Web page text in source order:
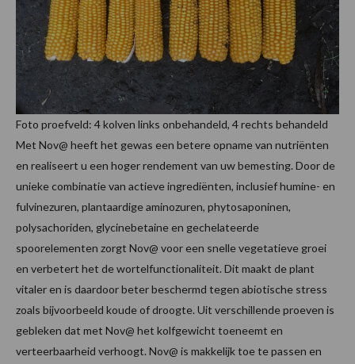
Foto proefveld: 4 kolven links onbehandeld, 4 rechts behandeld
Met Nov@ heeft het gewas een betere opname van nutriënten
en realiseert u een hoger rendement van uw bemesting. Door de
unieke combinatie van actieve ingrediënten, inclusief humine- en
fulvinezuren, plantaardige aminozuren, phytosaponinen,
polysachoriden, glycinebetaine en gechelateerde
spoorelementen zorgt Nov@ voor een snelle vegetatieve groei
en verbetert het de wortelfunctionaliteit. Dit maakt de plant
vitaler en is daardoor beter beschermd tegen abiotische stress
zoals bijvoorbeeld koude of droogte. Uit verschillende proeven is
gebleken dat met Nov@ het kolfgewicht toeneemt en
verteerbaarheid verhoogt. Nov@ is makkelijk toe te passen en